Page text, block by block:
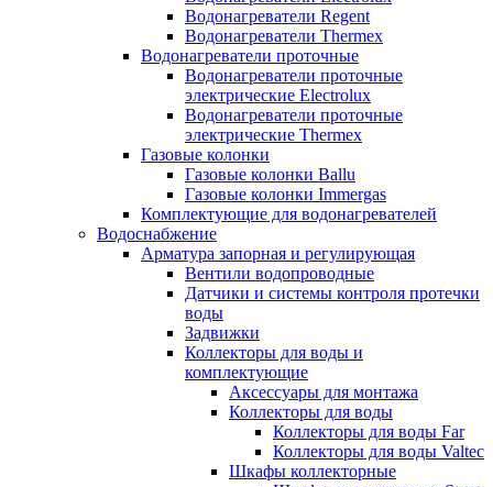
Водонагреватели Regent
Водонагреватели Thermex
Водонагреватели проточные
Водонагреватели проточные
электрические Electrolux
Водонагреватели проточные
электрические Thermex
Газовые колонки
Газовые колонки Ballu
Газовые колонки Immergas
Комплектующие для водонагревателей
Водоснабжение
Арматура запорная и регулирующая
Вентили водопроводные
Датчики и системы контроля протечки
воды
Задвижки
Коллекторы для воды и
комплектующие
Аксессуары для монтажа
Коллекторы для воды
Коллекторы для воды Far
Коллекторы для воды Valtec
Шкафы коллекторные